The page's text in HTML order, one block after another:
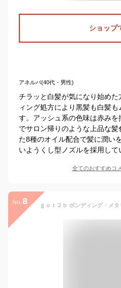
ショップ
アネルバ(40代・男性)
チラッと白髪が気になり始め
ィング処方により黒髪も白髪
す。アッシュ系の色味は赤み
でサロン帰りのような上品な
た8種のオイル配合で髪に潤い
いようくし型ノズルを採用して
全てのおすすめコ
no. 8